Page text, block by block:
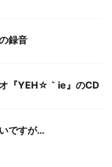
録音
『YEH☆｀ie』のCD
ですが…